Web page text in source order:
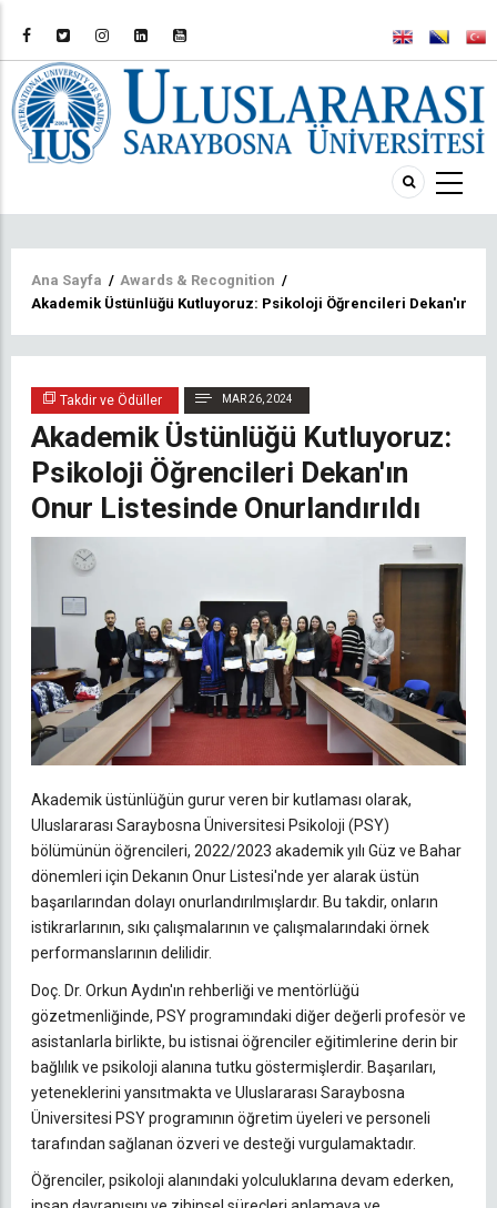
Sayfa
Ana Sayfa / Awards & Recognition /
Akademik Üstünlüğü Kutluyoruz: Psikoloji Öğrencileri Dekan'ın
Takdir ve Ödüller MAR 26, 2024
Akademik Üstünlüğü Kutluyoruz:
Psikoloji Öğrencileri Dekan'ın
Onur Listesinde Onurlandırıldı
Akademik üstünlüğün gurur veren bir kutlaması olarak,
Uluslararası Saraybosna Üniversitesi Psikoloji (PSY)
bölümünün öğrencileri, 2022/2023 akademik yılı Güz ve Bahar
dönemleri için Dekanın Onur Listesi'nde yer alarak üstün
başarılarından dolayı onurlandırılmışlardır. Bu takdir, onların
istikrarlarının, sıkı çalışmalarının ve çalışmalarındaki örnek
performanslarının delilidir.
Doç. Dr. Orkun Aydın'ın rehberliği ve mentörlüğü
gözetmenliğinde, PSY programındaki diğer değerli profesör ve
asistanlarla birlikte, bu istisnai öğrenciler eğitimlerine derin bir
bağlılık ve psikoloji alanına tutku göstermişlerdir. Başarıları,
yeteneklerini yansıtmakta ve Uluslararası Saraybosna
Üniversitesi PSY programının öğretim üyeleri ve personeli
tarafından sağlanan özveri ve desteği vurgulamaktadır.
Öğrenciler, psikoloji alanındaki yolculuklarına devam ederken,